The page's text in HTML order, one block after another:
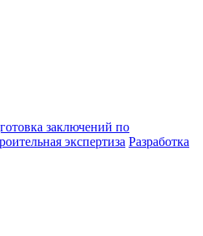
заключений по
экспертиза Разработка